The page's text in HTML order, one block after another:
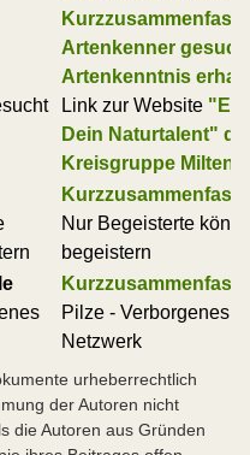
Artenkenner
Artenkenntnis
Link zur Website
Dein Naturtalent"
Kreisgruppe
Nur Begeisterte
begeistern
Pilze - Verborgenes
Netzwerk
urheberrechtlich
der Autoren nicht
die Autoren aus Gründen